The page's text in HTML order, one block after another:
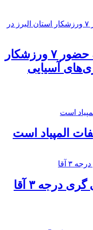
۲ مدال برنز نتیجه حضور ۷ ورزشکار
آسیایی
المپیاد است
درجه ۳ آقا